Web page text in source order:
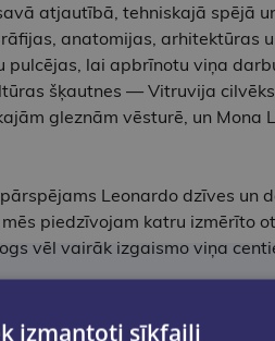
atjautībā, tehniskajā spējā
anatomijas, arhitektūras
pulcējas, lai apbrīnotu viņa
šķautnes — Vitruvija
gleznām vēsturē, un
Leonardo dzīves
piedzīvojam katru izmērīto
vēl vairāk izgaismo viņa
portretiem tie
ikdienas mirkļus ar kustīgu
izmantoti sīkfaili